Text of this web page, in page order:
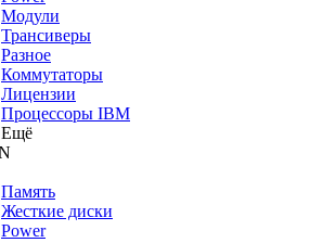
Модули
Трансиверы
Разное
Коммутаторы
Лицензии
Процессоры IBM
Ещё
Память
Жесткие диски
Power